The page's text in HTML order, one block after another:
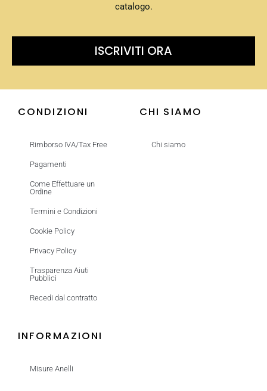
catalogo.
ISCRIVITI ORA
CONDIZIONI
Rimborso IVA/Tax Free
Pagamenti
Come Effettuare un
Ordine
Termini e Condizioni
Cookie Policy
Privacy Policy
Trasparenza Aiuti
Pubblici
Recedi dal contratto
CHI SIAMO
Chi siamo
INFORMAZIONI
Misure Anelli